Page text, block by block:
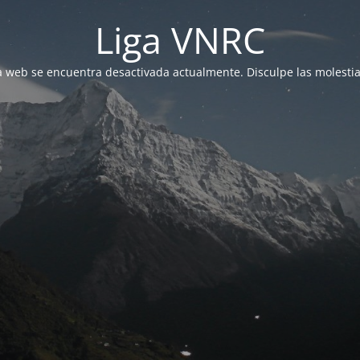
Liga VNRC
web se encuentra desactivada actualmente. Disculpe las